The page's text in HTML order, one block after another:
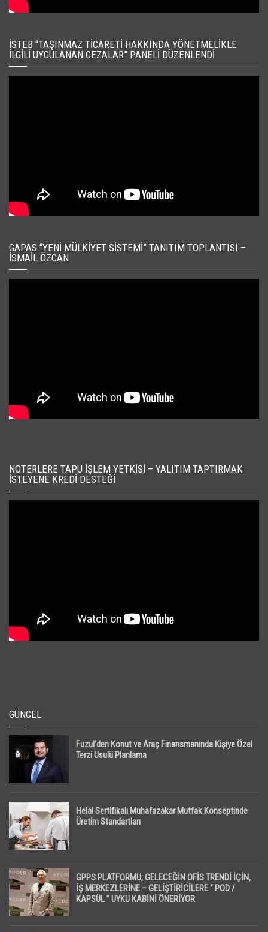
İSTEB “TAŞINMAZ TICARETI HAKKINDA YÖNETMELIKLE
İLGILI UYGULANAN CEZALAR” PANELI DÜZENLENDI
GAPAS “YENI MÜLKIYET SISTEMI” TANITIM TOPLANTISI –
İSMAIL ÖZCAN
NOTERLERE TAPU İŞLEM YETKISI – YALITIM TAPTIRMAK
İSTEYENE KREDI DESTEĞI
GÜNCEL
Fuzul’den Konut ve Araç Finansmanında Kişiye Özel
Terzi Usulü Planlama
Helal Sertifikalı Muhafazakar Mutfak Konseptinde
Üretim Standartları
GPPS PLATFORMU; GELECEĞİN OFİS TRENDİ İÇİN,
İŞ MERKEZLERİNE – GELİŞTİRİCİLERE ” POD /
KAPSÜL ” UYKU KABİNİ ÖNERİYOR